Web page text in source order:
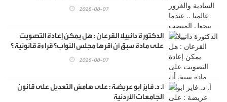
2026-08-07
الدكتورة دانييلا القرعان : هل يمكن إعادة التصويت
على مادة سبق أن أقرها مجلس النواب؟ قراءة قانونية ؟
2026-08-07
أ. د. فايز ابو عريضة : على هامش التعديل على قانون
الجامعات الأردنية